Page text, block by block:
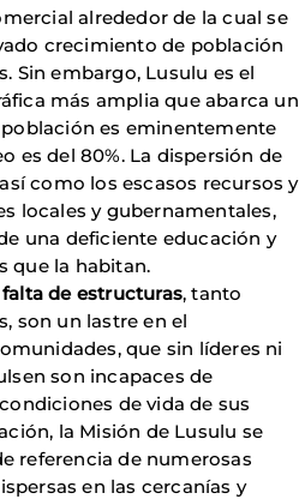
alrededor de la cual se
crecimiento de población
Sin embargo, Lusulu es el
más amplia que abarca un
es eminentemente
es del 80%. La dispersión de
como los escasos recursos y
locales y gubernamentales,
una deficiente educación y
que la habitan.
falta de estructuras, tanto
son un lastre en el
que sin líderes ni
son incapaces de
de vida de sus
la Misión de Lusulu se
referencia de numerosas
en las cercanías y